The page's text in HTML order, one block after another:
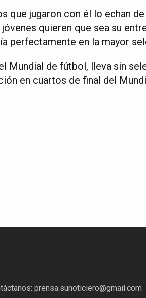
que jugaron con él lo echan
quieren que sea su
perfectamente en la mayor
Mundial de fútbol, lleva sin
en cuartos de final del
prensa.sunoticiero@gmail.com